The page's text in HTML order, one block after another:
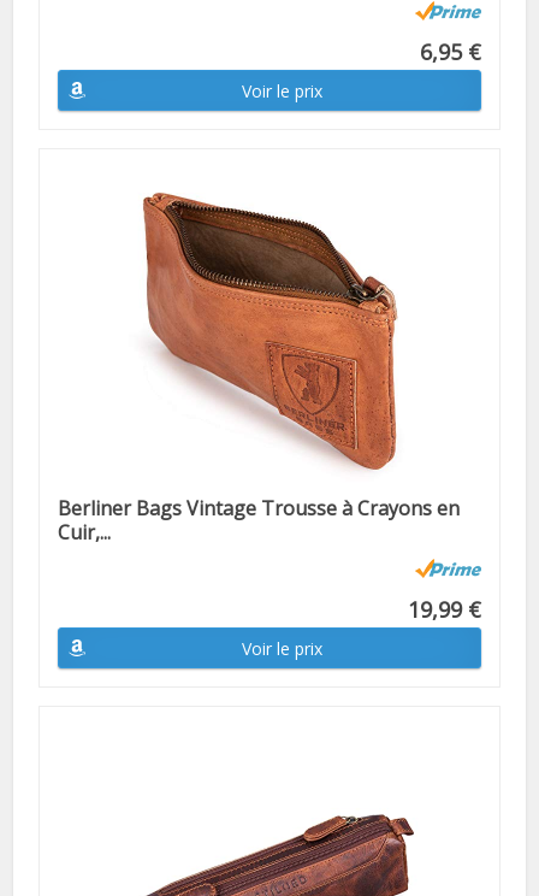
6,95 €
Voir le prix
Berliner Bags Vintage Trousse à Crayons en
Cuir,...
19,99 €
Voir le prix